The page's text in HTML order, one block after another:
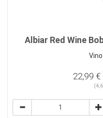
Albiar Red Wine
22,99 €